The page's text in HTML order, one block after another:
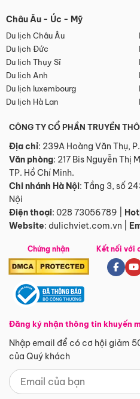
Châu Âu - Úc - Mỹ
Du lịch Châu Âu
Du lịch Đức
Du lịch Thụy Sĩ
Du lịch Anh
Du lịch luxembourg
Du lịch Hà Lan
CÔNG TY CỔ PHẦN TRUYỀN
Địa chỉ: 239A Hoàng Văn Thụ,
Văn phòng: 217 Bis Nguyễn Thị
TP. Hồ Chí Minh.
Chi nhánh Hà Nội: Tầng 3, số
Nội
Điện thoại: 028 73056789
Website: dulichviet.com.vn
Chứng nhận
Đăng ký nhận thông tin khuyến
Nhập email để có cơ hội giảm
của Quý khách
Kết nối với